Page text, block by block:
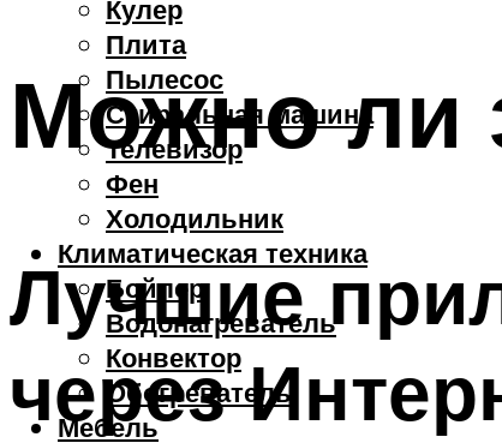
Кулер
Плита
Пылесос
Стиральная машина
Телевизор
Фен
Холодильник
Климатическая техника
Бойлер
Водонагреватель
Конвектор
Обогреватель
Мебель
Можно ли
Лучшие
через